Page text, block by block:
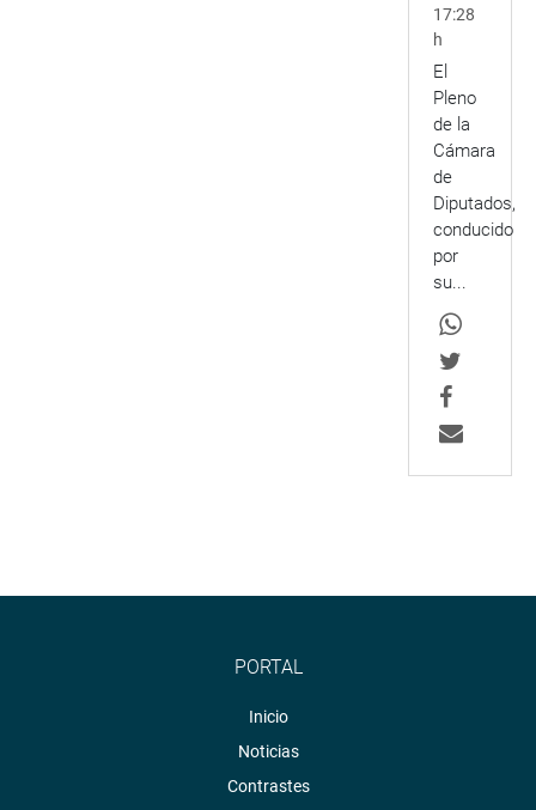
17:28
h
El
Pleno
de la
Cámara
de
Diputados,
conducido
por
su...
PORTAL
Inicio
Noticias
Contrastes